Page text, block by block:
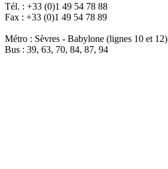
Tél. : +33 (0)1 49 54 78 88
Fax : +33 (0)1 49 54 78 89
Métro : Sèvres - Babylone (lignes 10 et 12)
Bus : 39, 63, 70, 84, 87, 94